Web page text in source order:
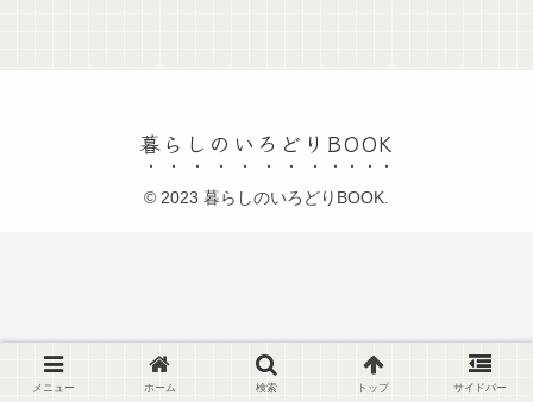
暮らしのいろどりBOOK
© 2023 暮らしのいろどりBOOK.
メニュー ホーム 検索 トップ サイドバー